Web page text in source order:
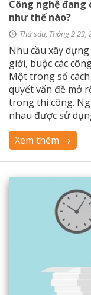
Công nghệ đang
như thế nào?
Thứ sáu, Tháng 2 23,
Nhu cầu xây
giới, buộc các
Một trong số
quyết vấn đề mở
trong thi công.
nhau được sử
Xem thêm →